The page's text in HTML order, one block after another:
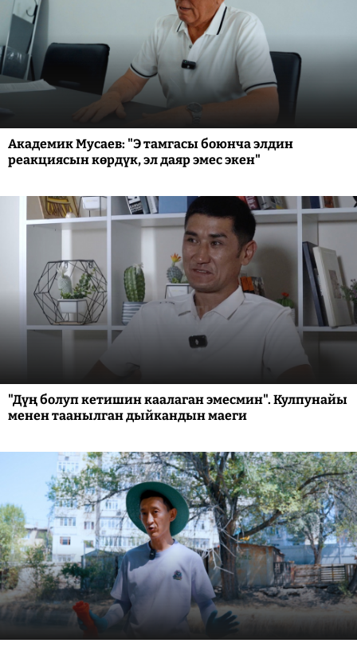
Академик Мусаев: "Э тамгасы боюнча элдин
реакциясын көрдүк, эл даяр эмес экен"
"Дүң болуп кетишин каалаган эмесмин". Кулпунайы
менен таанылган дыйкандын маеги